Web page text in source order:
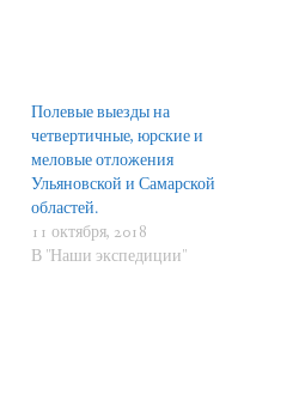
Полевые выезды на
четвертичные, юрские и
меловые отложения
Ульяновской и Самарской
областей.
11 октября, 2018
В "Наши экспедиции"